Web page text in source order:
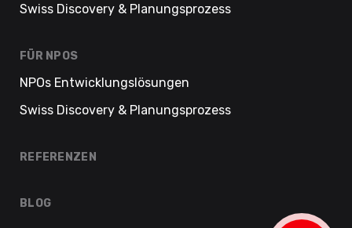
Swiss Discovery & Planungsprozess
FÜR NPOS
NPOs Entwicklungslösungen
Swiss Discovery & Planungsprozess
REFERENZEN
BLOG